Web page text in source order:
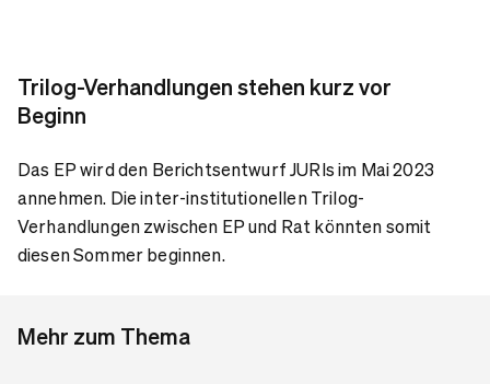
Trilog-Verhandlungen stehen kurz vor
Beginn
Das EP wird den Berichtsentwurf JURIs im Mai 2023
annehmen. Die inter-institutionellen Trilog-
Verhandlungen zwischen EP und Rat könnten somit
diesen Sommer beginnen.
Mehr zum Thema